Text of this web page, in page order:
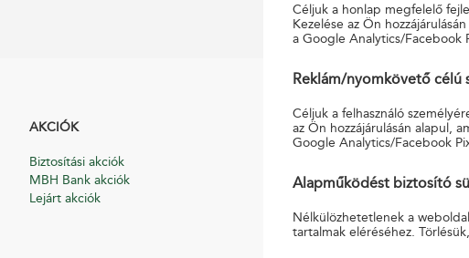
Céljuk a honlap megfelelő
Kezelése az Ön
a Google Analytics/Facebook
Reklám/nyomkövető célú
Céljuk a felhasználó
az Ön hozzájárulásán alapul,
Google Analytics/Facebook
Alapműködést biztosító
Nélkülözhetetlenek a
tartalmak eléréséhez.
AKCIÓK
Biztosítási akciók
MBH Bank akciók
Lejárt akciók
HASZNOS
Hirdetmények
Nyomtatványminták
Pénzmosás-megelőzés